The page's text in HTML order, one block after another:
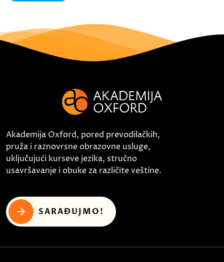
Akademija Oxford, pored prevodilačkih,
pruža i raznovrsne obrazovne usluge,
uključujući kurseve jezika, stručno
usavršavanje i obuke za različite veštine.
SARAĐUJMO!